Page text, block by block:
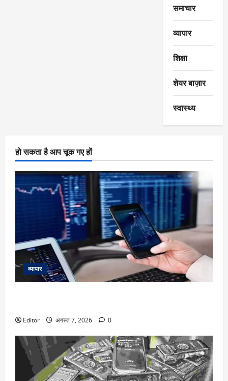
समाचार
व्यापार
शिक्षा
शेयर बाज़ार
स्वास्थ्य
हो सकता है आप चूक गए हों
व्यापार
Editor अगस्त 7, 2026 0